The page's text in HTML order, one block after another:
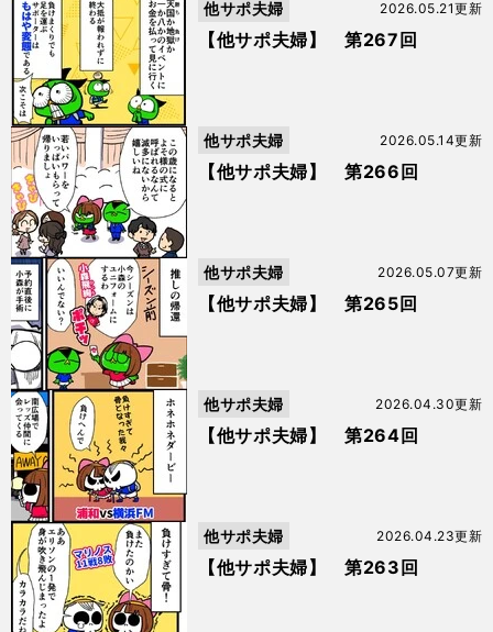
【他サポ夫婦】 第267回
2026.05.21更新
他サポ夫婦
【他サポ夫婦】 第266回
2026.05.14更新
他サポ夫婦
【他サポ夫婦】 第265回
2026.05.07更新
他サポ夫婦
【他サポ夫婦】 第264回
2026.04.30更新
他サポ夫婦
【他サポ夫婦】 第263回
2026.04.23更新
他サポ夫婦